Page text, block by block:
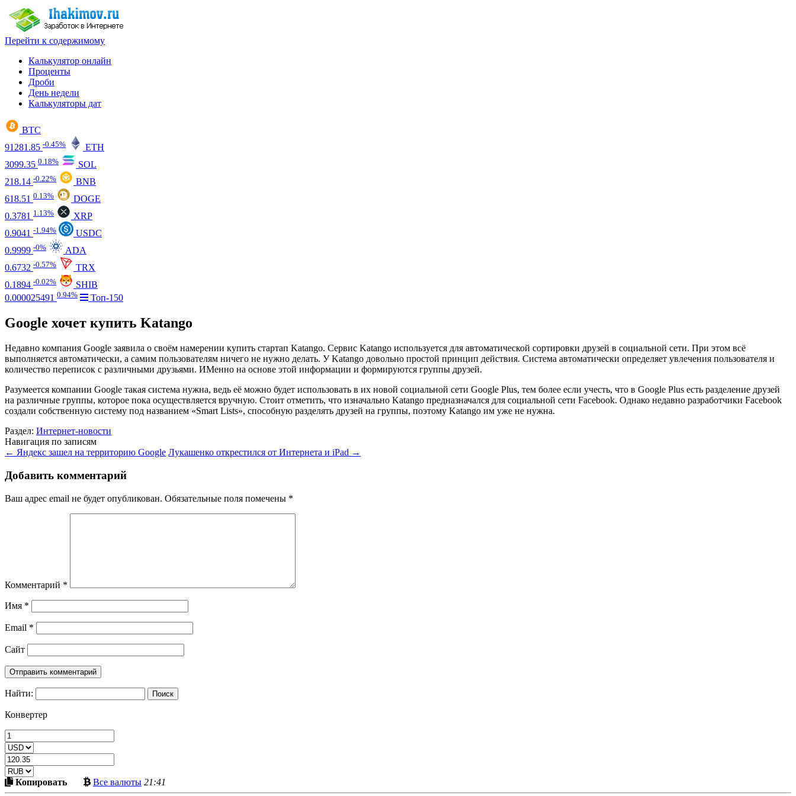
Перейти к содержимому
Калькулятор онлайн
Проценты
Дроби
День недели
Калькуляторы дат
BTC
91281.85 -0.45%
ETH
3099.35 0.18%
SOL
218.14 -0.22%
BNB
618.51 0.13%
DOGE
0.3781 1.13%
XRP
0.9041 -1.94%
USDC
0.9999 -0%
ADA
0.6732 -0.57%
TRX
0.1894 -0.02%
SHIB
0.000025491 0.94% Топ-150
Google хочет купить Katango
Недавно компания Google заявила о своём намерении купить стартап Katango. Сервис Katango используется для автоматической сортировки друзей в социальной сети. При этом всё
выполняется автоматически, а самим пользователям ничего не нужно делать. У Katango довольно простой принцип действия. Система автоматически определяет увлечения пользователя и
количество переписок с различными друзьями. ИМенно на основе этой информации и формируются группы друзей.
Разумеется компании Google такая система нужна, ведь её можно будет использовать в их новой социальной сети Google Plus, тем более если учесть, что в Google Plus есть разделение друзей
на различные группы, которое пока осуществляется вручную. Стоит отметить, что изначально Katango предназначался для социальной сети Facebook. Однако недавно разработчики Facebook
создали собственную систему под названием «Smart Lists», способную разделять друзей на группы, поэтому Katango им уже не нужна.
Раздел: Интернет-новости
Навигация по записям
← Яндекс зашел на территорию Google Лукашенко открестился от Интернета и iPad →
Добавить комментарий
Ваш адрес email не будет опубликован. Обязательные поля помечены *
Комментарий *
Имя *
Email *
Сайт
Найти:
Конвертер
КопироватьСкопировать
в
Все валютыБольше
криптовалют
21:41